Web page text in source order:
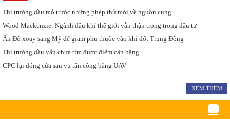
Thị trường dầu mỏ trước những phép thử mới về nguồn cung
Wood Mackenzie: Ngành dầu khí thế giới vẫn thận trọng trong đầu tư
Ấn Độ xoay sang Mỹ để giảm phụ thuộc vào khí đốt Trung Đông
Thị trường dầu vẫn chưa tìm được điểm cân bằng
CPC lại đóng cửa sau vụ tấn công bằng UAV
XEM THÊM